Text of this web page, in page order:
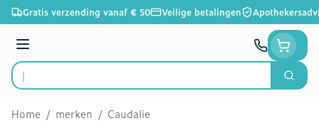
Ga naar de inhoud
Gratis verzending vanaf € 50 Veilige betalingen
Menu
Product, merk, categorie...
Zoek
Home / merken / Caudalie